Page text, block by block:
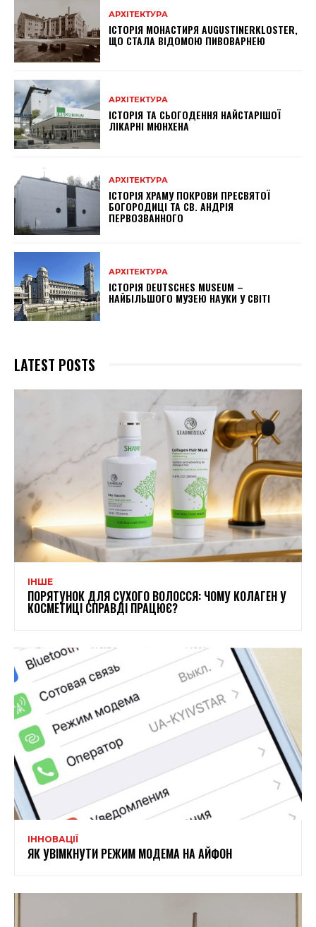
АРХІТЕКТУРА
ІСТОРІЯ МОНАСТИРЯ AUGUSTINERKLOSTER,
ЩО СТАЛА ВІДОМОЮ ПИВОВАРНЕЮ
АРХІТЕКТУРА
ІСТОРІЯ ТА СЬОГОДЕННЯ НАЙСТАРІШОЇ
ЛІКАРНІ МЮНХЕНА
АРХІТЕКТУРА
ІСТОРІЯ ХРАМУ ПОКРОВИ ПРЕСВЯТОЇ
БОГОРОДИЦІ ТА СВ. АНДРІЯ
ПЕРВОЗВАННОГО
АРХІТЕКТУРА
ІСТОРІЯ DEUTSCHES MUSEUM –
НАЙБІЛЬШОГО МУЗЕЮ НАУКИ У СВІТІ
LATEST POSTS
ІНШЕ
ПОРЯТУНОК ДЛЯ СУХОГО ВОЛОССЯ: ЧОМУ КОЛАГЕН У
КОСМЕТИЦІ СПРАВДІ ПРАЦЮЄ?
ІННОВАЦІЇ
ЯК УВІМКНУТИ РЕЖИМ МОДЕМА НА АЙФОН